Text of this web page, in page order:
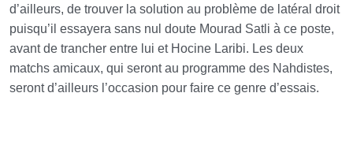
d’ailleurs, de trouver la solution au problème de latéral droit
puisqu’il essayera sans nul doute Mourad Satli à ce poste,
avant de trancher entre lui et Hocine Laribi. Les deux
matchs amicaux, qui seront au programme des Nahdistes,
seront d’ailleurs l’occasion pour faire ce genre d’essais.